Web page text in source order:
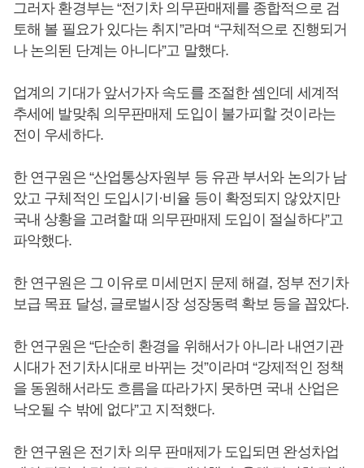
그러자 환경부는 “전기차 의무판매제를 종합적으로 검
토해 볼 필요가 있다는 취지”라며 “구체적으로 진행되거
나 논의된 단계는 아니다”고 말했다.
업계의 기대가 앞서가자 속도를 조절한 셈인데 세계적
추세에 발맞춰 의무판매제 도입이 불가피할 것이라는
전이 우세하다.
한 연구원은 “산업통상자원부 등 유관 부서와 논의가 남
았고 구체적인 도입시기·비율 등이 확정되지 않았지만
국내 상황을 고려할 때 의무판매제 도입이 절실하다”고
파악했다.
한 연구원은 그 이유로 미세먼지 문제 해결, 정부 전기차
보급 목표 달성, 글로벌시장 성장동력 확보 등을 꼽았다.
한 연구원은 “단순히 환경을 위해서가 아니라 내연기관
시대가 전기차시대로 바뀌는 것”이라며 “강제적인 정책
을 동원해서라도 흐름을 따라가지 못하면 국내 산업은
낙오될 수 밖에 없다”고 지적했다.
한 연구원은 전기차 의무 판매제가 도입되면 완성차업